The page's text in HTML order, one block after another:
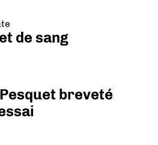
de sang
breveté